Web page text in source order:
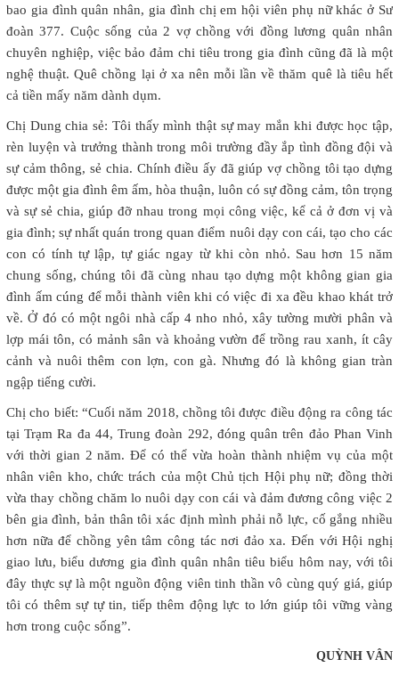
bao gia đình quân nhân, gia đình chị em hội viên phụ nữ khác ở Sư
đoàn 377. Cuộc sống của 2 vợ chồng với đồng lương quân nhân
chuyên nghiệp, việc bảo đảm chi tiêu trong gia đình cũng đã là một
nghệ thuật. Quê chồng lại ở xa nên mỗi lần về thăm quê là tiêu hết
cả tiền mấy năm dành dụm.
Chị Dung chia sẻ: Tôi thấy mình thật sự may mắn khi được học tập,
rèn luyện và trưởng thành trong môi trường đầy ắp tình đồng đội và
sự cảm thông, sẻ chia. Chính điều ấy đã giúp vợ chồng tôi tạo dựng
được một gia đình êm ấm, hòa thuận, luôn có sự đồng cảm, tôn trọng
và sự sẻ chia, giúp đỡ nhau trong mọi công việc, kể cả ở đơn vị và
gia đình; sự nhất quán trong quan điểm nuôi dạy con cái, tạo cho các
con có tính tự lập, tự giác ngay từ khi còn nhỏ. Sau hơn 15 năm
chung sống, chúng tôi đã cùng nhau tạo dựng một không gian gia
đình ấm cúng để mỗi thành viên khi có việc đi xa đều khao khát trở
về. Ở đó có một ngôi nhà cấp 4 nho nhỏ, xây tường mười phân và
lợp mái tôn, có mảnh sân và khoảng vườn để trồng rau xanh, ít cây
cảnh và nuôi thêm con lợn, con gà. Nhưng đó là không gian tràn
ngập tiếng cười.
Chị cho biết: “Cuối năm 2018, chồng tôi được điều động ra công tác
tại Trạm Ra đa 44, Trung đoàn 292, đóng quân trên đảo Phan Vinh
với thời gian 2 năm. Để có thể vừa hoàn thành nhiệm vụ của một
nhân viên kho, chức trách của một Chủ tịch Hội phụ nữ; đồng thời
vừa thay chồng chăm lo nuôi dạy con cái và đảm đương công việc 2
bên gia đình, bản thân tôi xác định mình phải nỗ lực, cố gắng nhiều
hơn nữa để chồng yên tâm công tác nơi đảo xa. Đến với Hội nghị
giao lưu, biểu dương gia đình quân nhân tiêu biểu hôm nay, với tôi
đây thực sự là một nguồn động viên tinh thần vô cùng quý giá, giúp
tôi có thêm sự tự tin, tiếp thêm động lực to lớn giúp tôi vững vàng
hơn trong cuộc sống”.
QUỲNH VÂN